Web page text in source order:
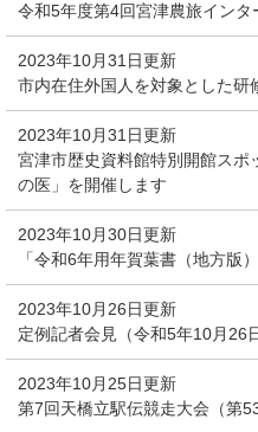
令和5年度第4回宮津農旅インタ
2023年10月31日更新
市内在住外国人を対象とした研
2023年10月31日更新
宮津市歴史資料館特別開館スポ
の医」を開催します
2023年10月30日更新
「令和6年用年賀葉書（地方版
2023年10月26日更新
定例記者会見（令和5年10月26
2023年10月25日更新
第7回天橋立駅伝競走大会（第